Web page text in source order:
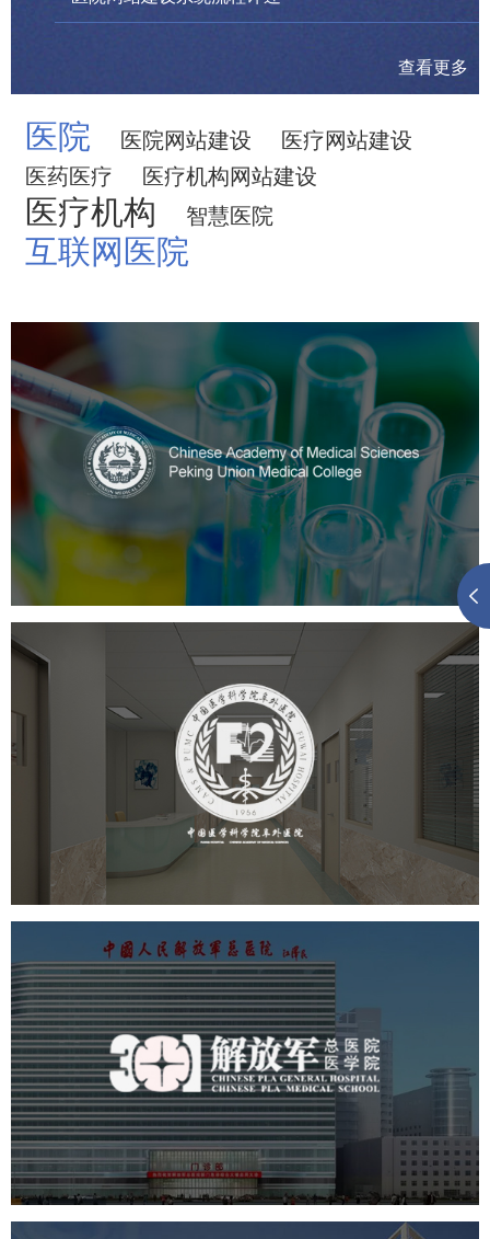
查看更多
医院 医院网站建设
医疗网站建设
医药医疗
医疗机构网站建设
医疗机构 智慧医院
互联网医院
中国医学科学院
医院网站建设
定制开发
大学网站建设
高校网站建设
阜外医院
医药医疗 医院 医院网站建设 定制开发
中国人民解放军总医院 301医
院
医药医疗 医院 医院网站建设 定制开发